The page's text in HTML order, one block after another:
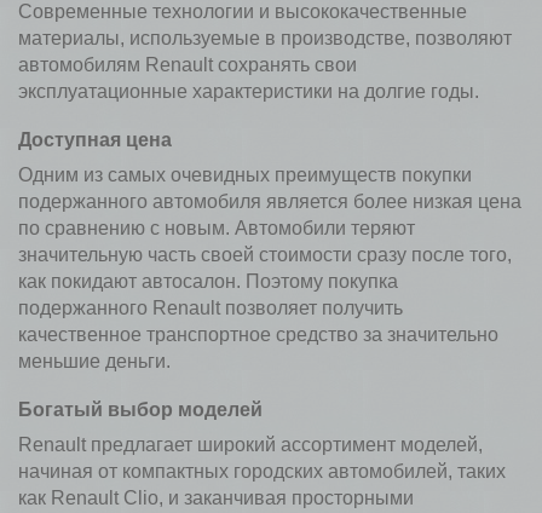
Современные технологии и высококачественные
материалы, используемые в производстве, позволяют
автомобилям Renault сохранять свои
эксплуатационные характеристики на долгие годы.
Доступная цена
Одним из самых очевидных преимуществ покупки
подержанного автомобиля является более низкая цена
по сравнению с новым. Автомобили теряют
значительную часть своей стоимости сразу после того,
как покидают автосалон. Поэтому покупка
подержанного Renault позволяет получить
качественное транспортное средство за значительно
меньшие деньги.
Богатый выбор моделей
Renault предлагает широкий ассортимент моделей,
начиная от компактных городских автомобилей, таких
как Renault Clio, и заканчивая просторными